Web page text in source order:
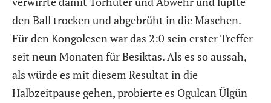
den Ball trocken und abgebrüht in die Maschen.
Für den Kongolesen war das 2:0 sein erster Treffer
seit neun Monaten für Besiktas. Als es so aussah,
als würde es mit diesem Resultat in die
Halbzeitpause gehen, probierte es Ogulcan Ülgün